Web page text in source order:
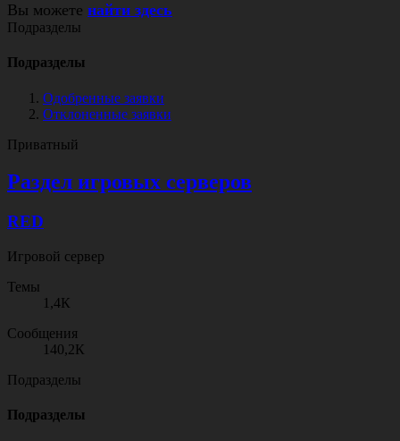
Вы можете найти здесь
Подразделы
Подразделы
Одобренные заявки
Отклоненные заявки
Приватный
Раздел игровых серверов
RED
Игровой сервер
Темы
1,4К
Сообщения
140,2К
Подразделы
Подразделы